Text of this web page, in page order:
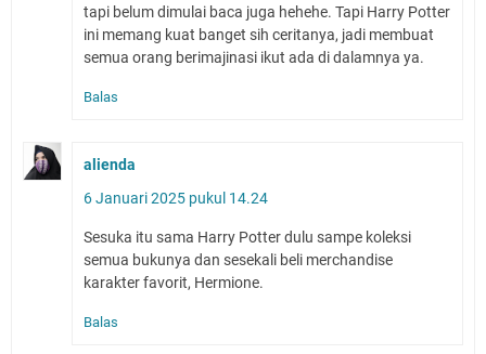
tapi belum dimulai baca juga hehehe. Tapi Harry Potter
ini memang kuat banget sih ceritanya, jadi membuat
semua orang berimajinasi ikut ada di dalamnya ya.
Balas
alienda
6 Januari 2025 pukul 14.24
Sesuka itu sama Harry Potter dulu sampe koleksi
semua bukunya dan sesekali beli merchandise
karakter favorit, Hermione.
Balas